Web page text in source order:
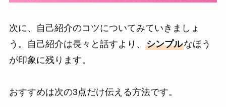
次に、自己紹介のコツについてみていきましょ
う。自己紹介は長々と話すより、 シンプルなほう
が印象に残ります。
おすすめは次の3点だけ伝える方法です。